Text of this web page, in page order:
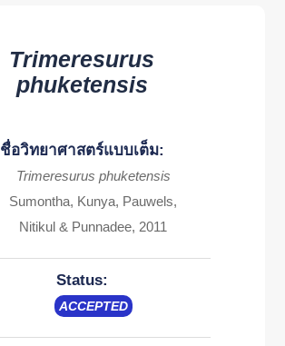
Trimeresurus
phuketensis
ชื่อวิทยาศาสตร์แบบเต็ม:
Trimeresurus phuketensis
Sumontha, Kunya, Pauwels,
Nitikul & Punnadee, 2011
Status:
ACCEPTED